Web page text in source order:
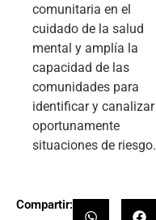
comunitaria en el
cuidado de la salud
mental y amplía la
capacidad de las
comunidades para
identificar y canalizar
oportunamente
situaciones de riesgo.
Compartir: